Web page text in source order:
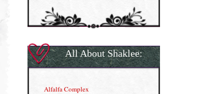
All About Shaklee:
Alfalfa Complex